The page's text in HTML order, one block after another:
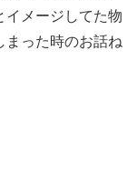
イメージしてた物
まった時のお話ね